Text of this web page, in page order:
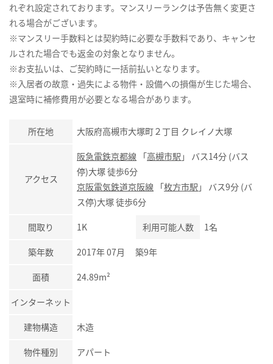
れぞれ設定されております。マンスリーランクは予告無く変更さ
れる場合がございます。
※マンスリー手数料とは契約時に必要な手数料であり、キャンセ
ルされた場合でも返金の対象となりません。
※お支払いは、ご契約時に一括前払いとなります。
※入居者の故意・過失による物件・設備への損傷が生じた場合、
退室時に補修費用が必要となる場合があります。
所在地 大阪府高槻市大塚町２丁目 クレイノ大塚
アクセス
阪急電鉄京都線 「高槻市駅 」 バス14分 (バス
停)大塚 徒歩6分
京阪電気鉄道京阪線 「枚方市駅 」 バス9分 (バ
ス停)大塚 徒歩6分
間取り 1K 利用可能人数 1名
築年数 2017年 07月 築9年
面積 24.89m²
インターネット
建物構造 木造
物件種別 アパート